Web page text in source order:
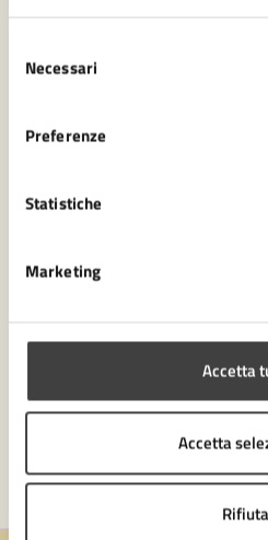
delNecessari
Preferenze
Statistiche
Marketing
Accetta
Accetta
Rifiuta
Settore Servizi educativi,